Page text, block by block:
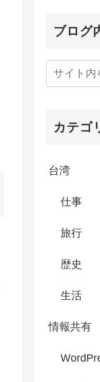
ブログ
カテゴ
台湾
仕事
旅行
歴史
生活
情報共有